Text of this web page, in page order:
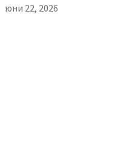
юни 22, 2026